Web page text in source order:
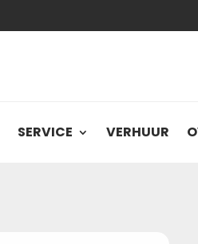
SERVICE VERHUUR